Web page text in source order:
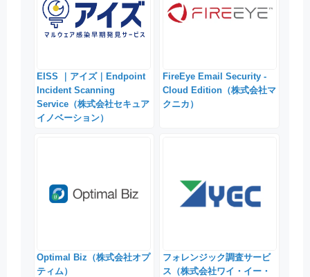
EISS ｜アイズ｜Endpoint
Incident Scanning
Service（株式会社セキュア
イノベーション）
FireEye Email Security -
Cloud Edition（株式会社マ
クニカ）
Optimal Biz（株式会社オプ
ティム）
フォレンジック調査サービ
ス（株式会社ワイ・イー・